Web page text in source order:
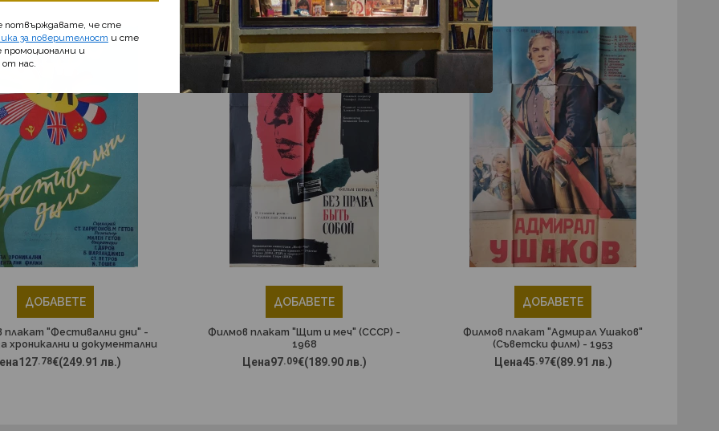
ДОБАВЕТЕ
плакат "Фестивални дни" -
хроникални и документални
(Български филм) - 50-те
127.78€(249.91 лв.)
ДОБАВЕТЕ
Филмов плакат "Щит и меч" (СССР) -
1968
Цена97.09€(189.90 лв.)
ДОБАВЕТЕ
Филмов плакат "Адмирал Ушаков"
(Съветски филм) - 1953
Цена45.97€(89.91 лв.)
потвърждавате, че сте
за поверителност и сте
промоционални и
нас.